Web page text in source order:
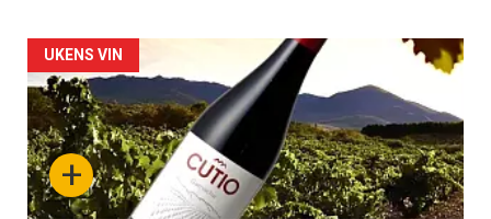
Forsiden
akkurat
nå
-
+
UKENS VIN